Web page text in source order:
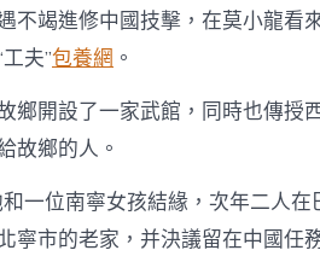
不竭進修中國技擊，在莫小龍看
夫”包養網 。
鄉開設了一家武館，同時也傳授
故鄉的人。
一位南寧女孩結緣，次年二人
寧市的老家，并決議留在中國任